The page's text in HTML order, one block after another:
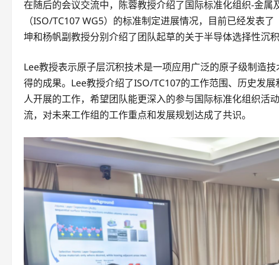
在随后的会议交流中，陈蓉教授介绍了国际标准化组织-金
（ISO/TC107 WG5）的标准制定进展情况，目前已经发表
坤和杨帆副教授分别介绍了团队起草的关于半导体选择性沉
Lee教授表示原子层沉积技术是一项应用广泛的原子级制造
得的成果。Lee教授介绍了ISO/TC107的工作范围、历史发
人开展的工作，希望团队能更深入的参与国际标准化组织活
流，对未来工作组的工作重点和发展规划达成了共识。